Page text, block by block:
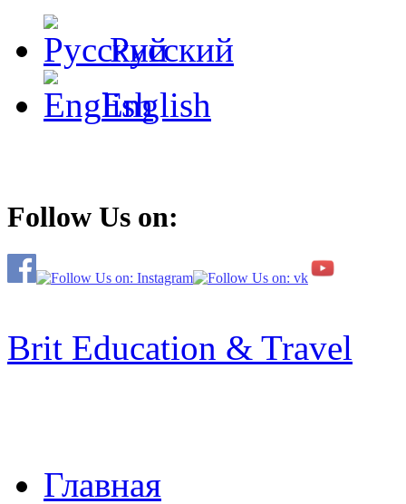
Русский
English
Follow Us on:
Brit Education & Travel
Главная